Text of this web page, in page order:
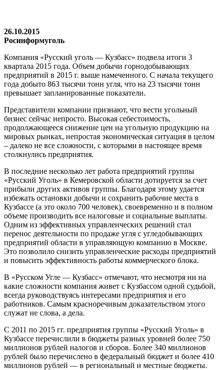
26.10.2015
Росинформуголь
Компания «Русский уголь — Кузбасс» подвела итоги 3
квартала 2015 года. Объем добычи горнодобывающих
предприятий в 2015 г. выше намеченного. С начала текущего
года добыто 863 тысячи тонн угля, что на 23 тысячи тонн
превышает запланированные показатели.
Представители компании признают, что вести угольный
бизнес сейчас непросто. Высокая себестоимость,
продолжающееся снижение цен на угольную продукцию на
мировых рынках, непростая экономическая ситуация в целом
– далеко не все сложности, с которыми в настоящее время
столкнулись предприятия.
В последние несколько лет работа предприятий группы
«Русский Уголь» в Кемеровской области дотируется за счет
прибыли других активов группы. Благодаря этому удается
избежать остановки добычи и сохранить рабочие места в
Кузбассе (а это около 700 человек), своевременно и в полном
объеме производить все налоговые и социальные выплаты.
Одним из эффективных управленческих решений стал
перенос деятельности по продаже угля с угледобывающих
предприятий области в управляющую компанию в Москве.
Это позволило снизить управленческие расходы предприятий
и повысить эффективность работы коммерческого блока.
В «Русском Угле — Кузбасс» отмечают, что несмотря ни на
какие сложности компания живет с Кузбассом одной судьбой,
всегда руководствуясь интересами предприятия и его
работников. Самым красноречивым доказательством этого
служат не слова, а дела.
С 2011 по 2015 гг. предприятия группы «Русский Уголь» в
Кузбассе перечислили в бюджеты разных уровней более 750
миллионов рублей налогов и сборов. Более 340 миллионов
рублей было перечислено в федеральный бюджет и более 410
миллионов рублей — в региональный и местные бюджеты.